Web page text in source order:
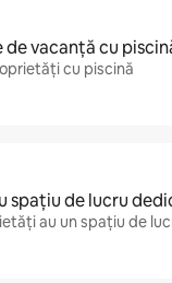
de vacanță cu
cu piscină
spațiu de lucru
au un spațiu de